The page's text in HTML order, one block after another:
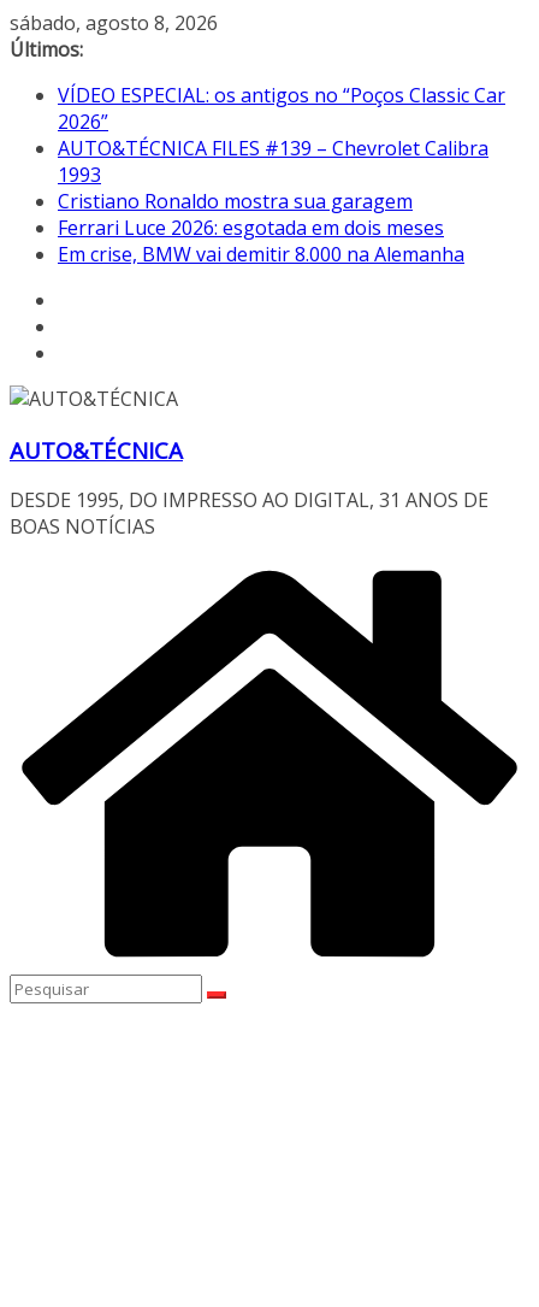
Pular
para
conteúdo
sábado, agosto 8, 2026
Últimos:
VÍDEO ESPECIAL: os antigos no “Poços Classic Car
2026”
AUTO&TÉCNICA FILES #139 – Chevrolet Calibra
1993
Cristiano Ronaldo mostra sua garagem
Ferrari Luce 2026: esgotada em dois meses
Em crise, BMW vai demitir 8.000 na Alemanha
AUTO&TÉCNICA
DESDE 1995, DO IMPRESSO AO DIGITAL, 31 ANOS DE
BOAS NOTÍCIAS